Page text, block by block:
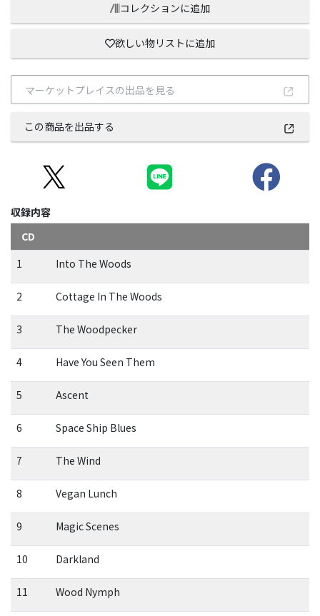
コレクションに追加
欲しい物リストに追加
マーケットプレイスの出品を見る
この商品を出品する
収録内容
CD
1
Into The Woods
2 Cottage In The Woods
3 The Woodpecker
4 Have You Seen Them
5 Ascent
6 Space Ship Blues
7 The Wind
8 Vegan Lunch
9 Magic Scenes
10 Darkland
11 Wood Nymph